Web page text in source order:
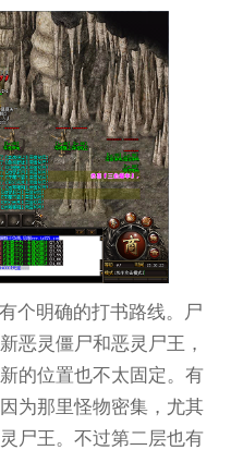
个明确的打书路线。尸
恶灵僵尸和恶灵尸王，
的位置也不太固定。有
为那里怪物密集，尤其
尸王。不过第二层也有